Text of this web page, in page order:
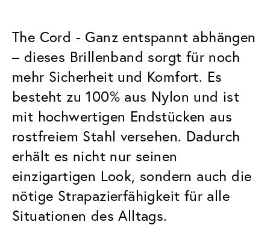
The Cord - Ganz entspannt abhängen
– dieses Brillenband sorgt für noch
mehr Sicherheit und Komfort. Es
besteht zu 100% aus Nylon und ist
mit hochwertigen Endstücken aus
rostfreiem Stahl versehen. Dadurch
erhält es nicht nur seinen
einzigartigen Look, sondern auch die
nötige Strapazierfähigkeit für alle
Situationen des Alltags.